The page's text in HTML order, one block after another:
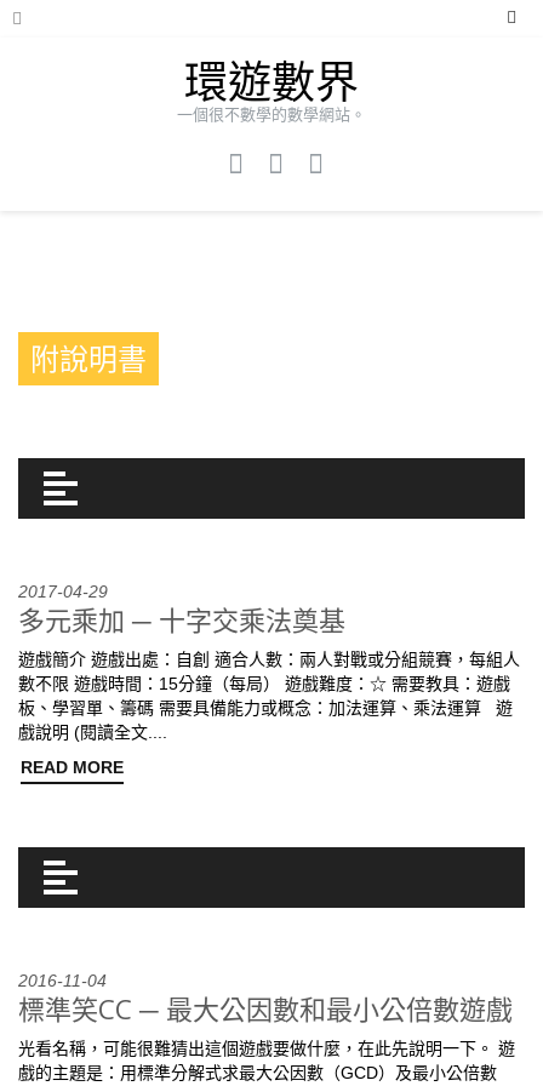
環遊數界
一個很不數學的數學網站。
附說明書
2017-04-29
多元乘加 ─ 十字交乘法奠基
遊戲簡介 遊戲出處：自創 適合人數：兩人對戰或分組競賽，每組人
數不限 遊戲時間：15分鐘（每局） 遊戲難度：☆ 需要教具：遊戲
板、學習單、籌碼 需要具備能力或概念：加法運算、乘法運算 遊
戲說明 (閱讀全文....
READ MORE
2016-11-04
標準笑CC ─ 最大公因數和最小公倍數遊戲
光看名稱，可能很難猜出這個遊戲要做什麼，在此先說明一下。 遊
戲的主題是：用標準分解式求最大公因數（GCD）及最小公倍數